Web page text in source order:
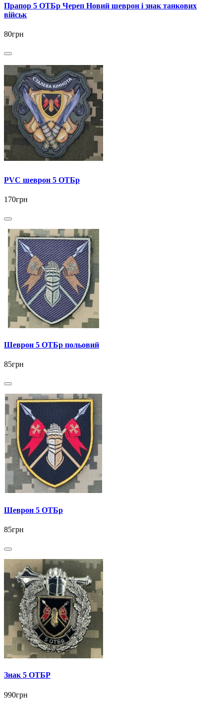
Прапор 5 ОТБр Череп Новий шеврон і знак танкових
військ
80грн
PVC шеврон 5 ОТБр
170грн
Шеврон 5 ОТБр польовий
85грн
Шеврон 5 ОТБр
85грн
Знак 5 ОТБР
990грн